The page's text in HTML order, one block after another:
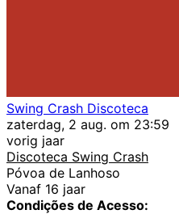
Swing Crash Discoteca
zaterdag, 2 aug. om 23:59
vorig jaar
Discoteca Swing Crash
Póvoa de Lanhoso
Vanaf 16 jaar
Condições de Acesso: